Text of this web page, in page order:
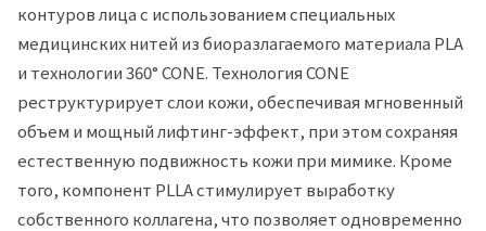
контуров лица с использованием специальных
медицинских нитей из биоразлагаемого материала PLA
и технологии 360° CONE. Технология CONE
реструктурирует слои кожи, обеспечивая мгновенный
объем и мощный лифтинг-эффект, при этом сохраняя
естественную подвижность кожи при мимике. Кроме
того, компонент PLLA стимулирует выработку
собственного коллагена, что позволяет одновременно